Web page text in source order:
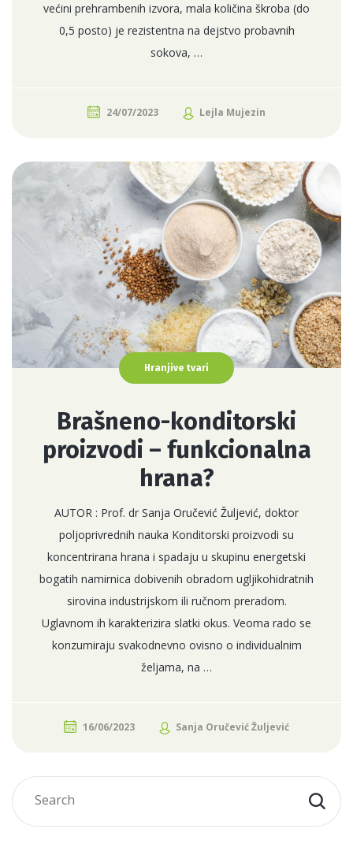
većini prehrambenih izvora, mala količina škroba (do
0,5 posto) je rezistentna na dejstvo probavnih
sokova, …
24/07/2023 Lejla Mujezin
Hranjive tvari
Brašneno-konditorski
proizvodi – funkcionalna
hrana?
AUTOR : Prof. dr Sanja Oručević Žuljević, doktor
poljoprivrednih nauka Konditorski proizvodi su
koncentrirana hrana i spadaju u skupinu energetski
bogatih namirnica dobivenih obradom ugljikohidratnih
sirovina industrijskom ili ručnom preradom.
Uglavnom ih karakterizira slatki okus. Veoma rado se
konzumiraju svakodnevno ovisno o individualnim
željama, na …
16/06/2023 Sanja Oručević Žuljević